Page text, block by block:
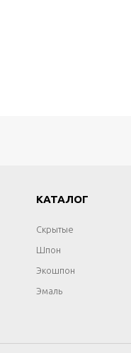
КАТАЛОГ
Скрытые
Шпон
Экошпон
Эмаль